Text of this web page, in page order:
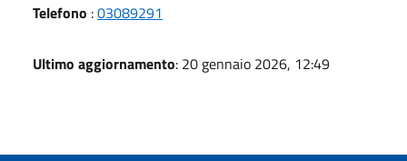
Telefono :03089291
Ultimo aggiornamento: 20 gennaio 2026, 12:49